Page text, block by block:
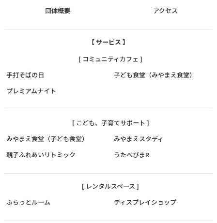
団体概要
アクセス
【 サービス 】
[ コミュニティカフェ ]
手打そばの日
子ども食堂（みやまえ食堂）
プレミアムナイト
[ こども、子育てサポート ]
みやまえ食堂（子ども食堂）
みやまえスタディ
親子ふれあいリトミック
うたべびまR
[ レンタルスペース ]
ふらっとルーム
ディスプレイショップ